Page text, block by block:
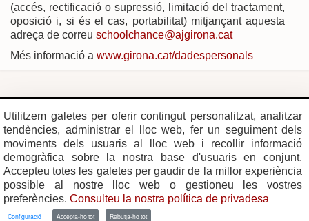
(accés, rectificació o supressió, limitació del tractament,
oposició i, si és el cas, portabilitat) mitjançant aquesta
adreça de correu schoolchance@ajgirona.cat
Més informació a www.girona.cat/dadespersonals
Plaça del Vi, 1
17004 GIRONA
Tel. 972 419 010
Contacte
Mapa del web
Mapa de xarxes
Avís legal
Utilitzem galetes per oferir contingut personalitzat, analitzar
tendències, administrar el lloc web, fer un seguiment dels
moviments dels usuaris al lloc web i recollir informació
demogràfica sobre la nostra base d'usuaris en conjunt.
Accepteu totes les galetes per gaudir de la millor experiència
possible al nostre lloc web o gestioneu les vostres
preferències. Consulteu la nostra política de privadesa
Configuració Accepta-ho tot Rebutja-ho tot